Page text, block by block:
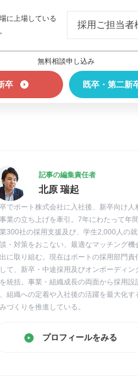
に上場している
採用ご担当者
無料相談申し込み
卒 既卒・第二新
記事の編集責任者
北原 瑞起
でポート株式会社に入社後、新卒向け人
業の立ち上げを牽引。7年にわたって年
300社の採用支援及び、学生2,000人の
・対策をおこない、最適なマッチング機
に取り組む。現在はポートの採用部門責
て、新卒・中途採用及びオンボーディン
統括。事業・組織成長の両面から採用設
組織への定着や入社後の活躍を最大化す
づくりを推進している。
プロフィールをみる